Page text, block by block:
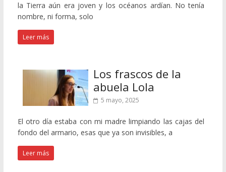
la Tierra aún era joven y los océanos ardían. No tenía
nombre, ni forma, solo
Leer más
Los frascos de la
abuela Lola
5 mayo, 2025
El otro día estaba con mi madre limpiando las cajas del
fondo del armario, esas que ya son invisibles, a
Leer más